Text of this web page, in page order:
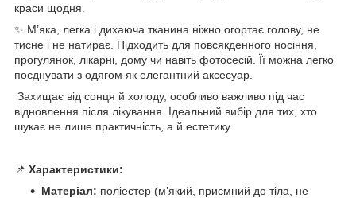
краси щодня.
✨ М’яка, легка і дихаюча тканина ніжно огортає голову, не
тисне і не натирає. Підходить для повсякденного носіння,
прогулянок, лікарні, дому чи навіть фотосесій. Її можна легко
поєднувати з одягом як елегантний аксесуар.
Захищає від сонця й холоду, особливо важливо під час
відновлення після лікування. Ідеальний вибір для тих, хто
шукає не лише практичність, а й естетику.
📌 Характеристики:
Матеріал: поліестер (м’який, приємний до тіла, не